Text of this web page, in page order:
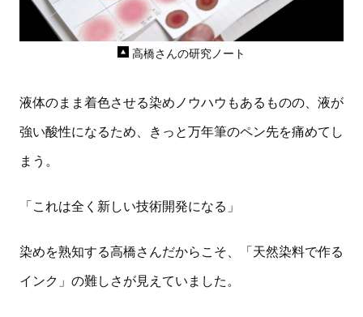
高橋さんの研究ノート
液体のまま着色させる染めノウハウもあるものの、液が
強い酸性になるため、きっと万年筆のペン先を痛めてし
まう。
「これは全く新しい技術開発になる」
染めを熟知する高橋さんだからこそ、「天然染料で作る
インク」の難しさが見えていました。